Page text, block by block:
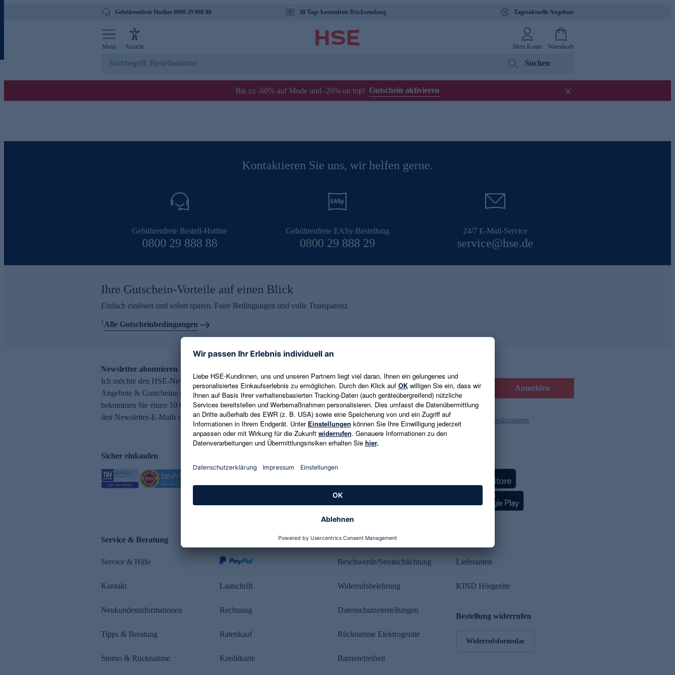
Gebührenfreie Hotline 0800 29 888 88 30 Tage kostenfreie Rücksendung Tagesaktuelle Angebote
Menü Ansicht Mein Konto Warenkorb
Suchen
Bis zu -60% auf Mode und -20% on top! Gutschein aktivieren
Kontaktieren Sie uns, wir helfen gerne.
Gebührenfreie Bestell-Hotline
0800 29 888 88
Gebührenfreie EASy-Bestellung
0800 29 888 29
24/7 E-Mail-Service
service@hse.de
Ihre Gutschein-Vorteile auf einen Blick
Einfach einlösen und sofort sparen. Faire Bedingungen und volle Transparenz.
1Alle Gutscheinbedingungen
Newsletter abonnieren – 10 € Gutschein erhalten
Ich möchte den HSE-Newsletter abonnieren und aktuelle Trends,
Angebote & Gutscheine per E-Mail erhalten. Als Dankeschön
bekommen Sie einen 10 € Gutschein. Eine Abmeldung ist jederzeit in
den Newsletter-E-Mails möglich.
E-Mail-Adresse eingeben Anmelden
Es gelten die Datenschutzrichtlinien und die Gutscheinbedingungen
Sicher einkaufen
Service & Beratung
Service & Hilfe
Kontakt
Neukundeninformationen
Tipps & Beratung
Storno & Rücknahme
Lastschrift
Rechnung
Ratenkauf
Kreditkarte
Rechtliches
Beschwerde/Streitschlichtung
Widerrufsbelehrung
Datenschutzeinstellungen
Rücknahme Elektrogeräte
Barrierefreiheit
Lieferanten
KIND Hörgeräte
Bestellung widerrufen
Widerrufsformular